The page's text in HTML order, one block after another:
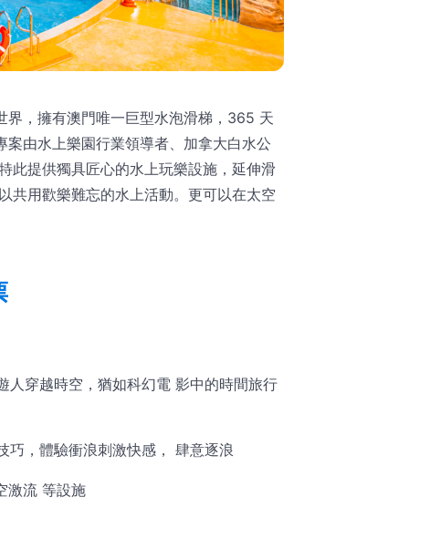
界，擁有澳門唯一巨型水泡滑梯，365 天
由水上樂園行業領導者、加拿大白水公
此提供獨具匠心的水上玩樂設施，延伸滑
共用歡樂難忘的水上活動。更可以在太空
人穿越時空，猶如科幻電 影中的時間旅行
巧，體驗衝浪刺激快感， 肆意逐浪
激流 等設施